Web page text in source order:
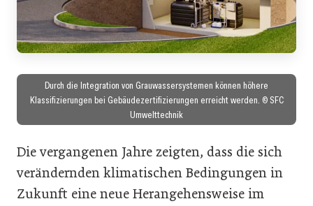
Durch die Integration von Grauwassersystemen können höhere
Klassifizierungen bei Gebäudezertifizierungen erreicht werden. © SFC
Umwelttechnik
Die vergangenen Jahre zeigten, dass die sich
verändernden klimatischen Bedingungen in
Zukunft eine neue Herangehensweise im